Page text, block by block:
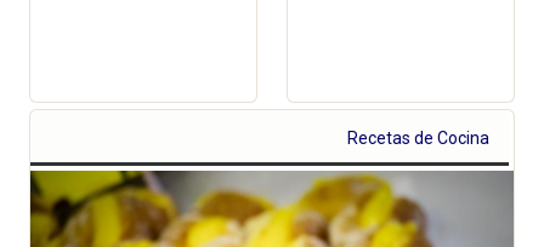
Recetas de Cocina